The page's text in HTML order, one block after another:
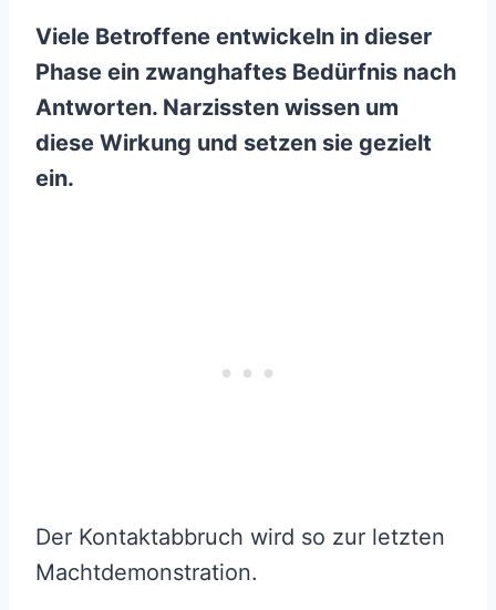
Viele Betroffene entwickeln in dieser
Phase ein zwanghaftes Bedürfnis nach
Antworten. Narzissten wissen um
diese Wirkung und setzen sie gezielt
ein.
Der Kontaktabbruch wird so zur letzten
Machtdemonstration.